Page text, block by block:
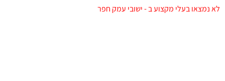
לא נמצאו בעלי מקצוע ב - ישובי עמק חפר